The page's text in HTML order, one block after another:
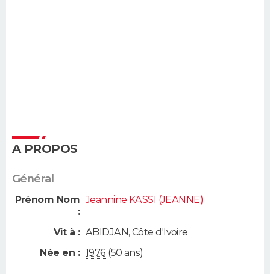
A PROPOS
Général
Prénom Nom
:
Jeannine KASSI (JEANNE)
Vit à : ABIDJAN, Côte d'Ivoire
Née en : 1976 (50 ans)